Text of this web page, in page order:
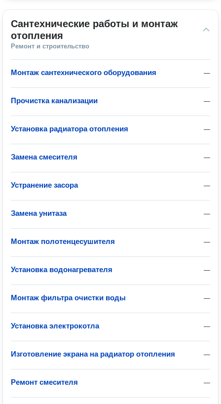
Сантехнические работы и монтаж
отопления
Ремонт и строительство
—
Монтаж сантехнического оборудования
—
Прочистка канализации
—
Установка радиатора отопления
—
Замена смесителя
—
Устранение засора
—
Замена унитаза
—
Монтаж полотенцесушителя
—
Установка водонагревателя
—
Монтаж фильтра очистки воды
—
Установка электрокотла
—
Изготовление экрана на радиатор отопления
—
Ремонт смесителя